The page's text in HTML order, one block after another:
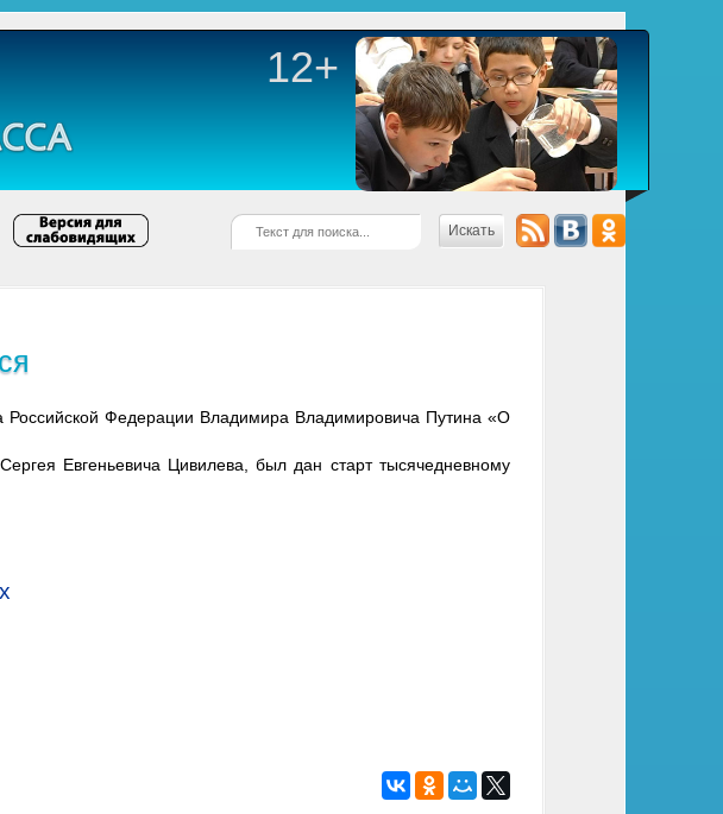
12+
Искать
Российской Федерации Владимира Владимировича Путина «О
Евгеньевича Цивилева, был дан старт тысячедневному